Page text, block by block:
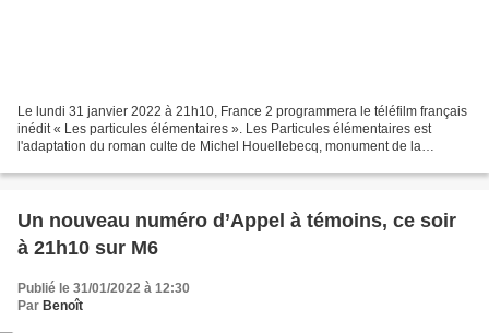
Le lundi 31 janvier 2022 à 21h10, France 2 programmera le téléfilm français
inédit « Les particules élémentaires ». Les Particules élémentaires est
l'adaptation du roman culte de Michel Houellebecq, monument de la
Un nouveau numéro d’Appel à témoins, ce soir
à 21h10 sur M6
Publié le 31/01/2022 à 12:30
Par Benoît